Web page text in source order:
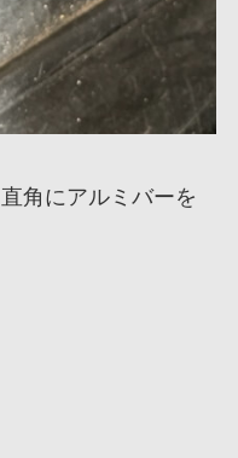
角にアルミバーを